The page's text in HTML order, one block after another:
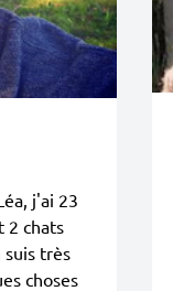
j'ai 23
2 chats
suis très
choses